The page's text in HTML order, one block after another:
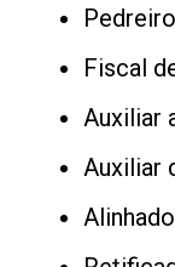
Pedreiro
Fiscal
Auxiliar
Auxiliar